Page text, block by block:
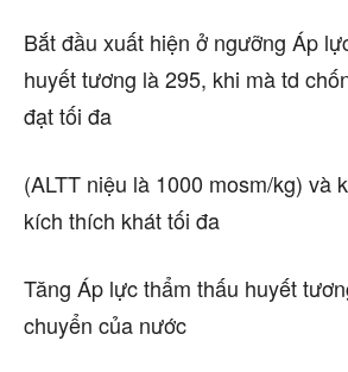
Bắt đầu xuất hiện ở ngưỡng Áp
huyết tương là 295, khi mà td
đạt tối đa
(ALTT niệu là 1000 mosm/kg) và
kích thích khát tối đa
Tăng Áp lực thẩm thấu huyết
chuyển của nước